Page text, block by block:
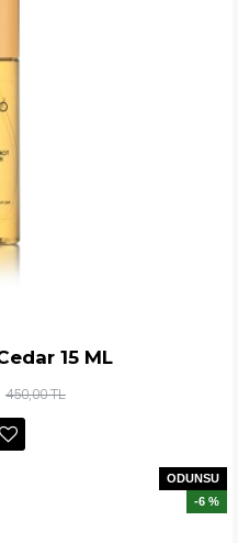
15 ML
450,00 TL
ODUNSU
-6 %